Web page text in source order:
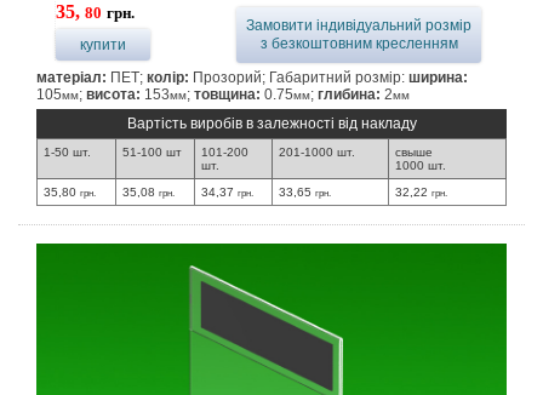
35, 80 грн.
купити
Замовити індивідуальний розмір
з безкоштовним кресленням
матеріал: ПЕТ; колір: Прозорий; Габаритний розмір: ширина:
105мм; висота: 153мм; товщина: 0.75мм; глибина: 2мм
Вартість виробів в залежності від накладу
1-50 шт. 51-100 шт
101-200
шт.
201-1000 шт.
свыше
1000 шт.
35,80 грн. 35,08грн. 34,37 грн. 33,65 грн. 32,22грн.